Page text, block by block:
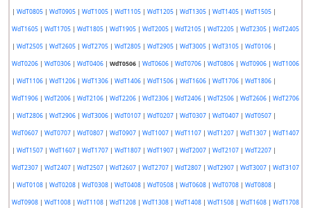
| WdT0805| WdT0905| WdT1005| WdT1105| WdT1205| WdT1305| WdT1405| WdT1505|
WdT1605| WdT1705| WdT1805| WdT1905| WdT2005| WdT2105| WdT2205| WdT2305| WdT2405
| WdT2505| WdT2605| WdT2705| WdT2805| WdT2905| WdT3005| WdT3105| WdT0106|
WdT0206| WdT0306| WdT0406| WdT0506| WdT0606| WdT0706| WdT0806| WdT0906| WdT1006
| WdT1106| WdT1206| WdT1306| WdT1406| WdT1506| WdT1606| WdT1706| WdT1806|
WdT1906| WdT2006| WdT2106| WdT2206| WdT2306| WdT2406| WdT2506| WdT2606| WdT2706
| WdT2806| WdT2906| WdT3006| WdT0107| WdT0207| WdT0307| WdT0407| WdT0507|
WdT0607| WdT0707| WdT0807| WdT0907| WdT1007| WdT1107| WdT1207| WdT1307| WdT1407
| WdT1507| WdT1607| WdT1707| WdT1807| WdT1907| WdT2007| WdT2107| WdT2207|
WdT2307| WdT2407| WdT2507| WdT2607| WdT2707| WdT2807| WdT2907| WdT3007| WdT3107
| WdT0108| WdT0208| WdT0308| WdT0408| WdT0508| WdT0608| WdT0708| WdT0808|
WdT0908| WdT1008| WdT1108| WdT1208| WdT1308| WdT1408| WdT1508| WdT1608| WdT1708